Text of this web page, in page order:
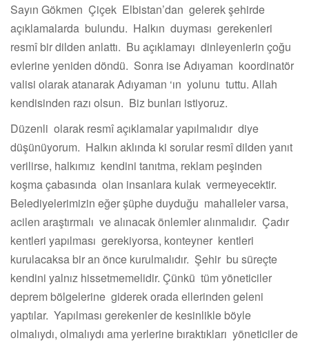
Sayın Gökmen Çiçek Elbistan’dan gelerek şehirde
açıklamalarda bulundu. Halkın duyması gerekenleri
resmî bir dilden anlattı. Bu açıklamayı dinleyenlerin çoğu
evlerine yeniden döndü. Sonra ise Adıyaman koordinatör
valisi olarak atanarak Adıyaman ‘ın yolunu tuttu. Allah
kendisinden razı olsun. Biz bunları istiyoruz.
Düzenli olarak resmî açıklamalar yapılmalıdır diye
düşünüyorum. Halkın aklında ki sorular resmî dilden yanıt
verilirse, halkımız kendini tanıtma, reklam peşinden
koşma çabasında olan insanlara kulak vermeyecektir.
Belediyelerimizin eğer şüphe duyduğu mahalleler varsa,
acilen araştırmalı ve alınacak önlemler alınmalıdır. Çadır
kentleri yapılması gerekiyorsa, konteyner kentleri
kurulacaksa bir an önce kurulmalıdır. Şehir bu süreçte
kendini yalnız hissetmemelidir. Çünkü tüm yöneticiler
deprem bölgelerine giderek orada ellerinden geleni
yaptılar. Yapılması gerekenler de kesinlikle böyle
olmalıydı, olmalıydı ama yerlerine bıraktıkları yöneticiler de